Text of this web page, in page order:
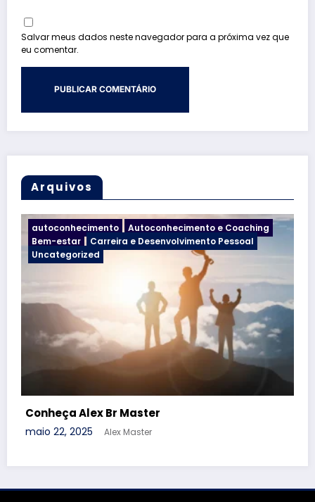
Salvar meus dados neste navegador para a próxima vez que
eu comentar.
Arquivos
Uncategorized
Libertando-se para a Transformação
janeiro 7, 2025 Alex Master